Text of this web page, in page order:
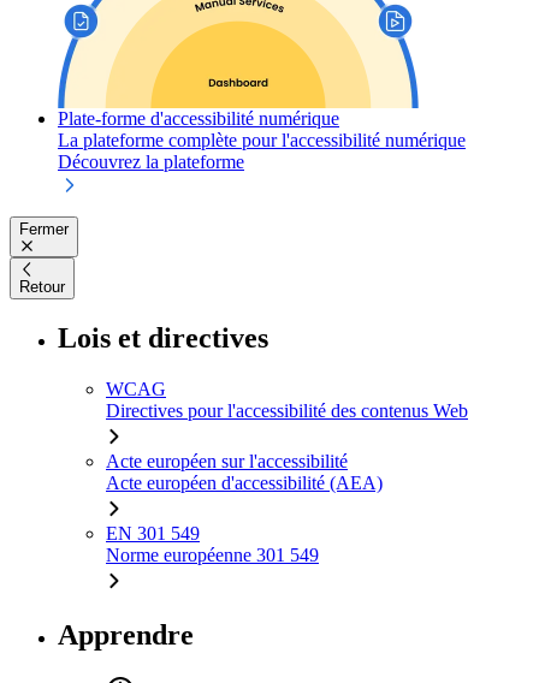
Plate-forme d'accessibilité numérique
La plateforme complète pour l'accessibilité numérique
Découvrez la plateforme
Fermer
Retour
Lois et directives
WCAG
Directives pour l'accessibilité des contenus Web
Acte européen sur l'accessibilité
Acte européen d'accessibilité (AEA)
EN 301 549
Norme européenne 301 549
Apprendre